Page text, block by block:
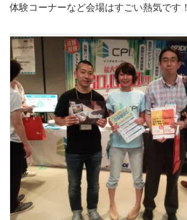
体験コーナーなど会場はすごい熱気です！